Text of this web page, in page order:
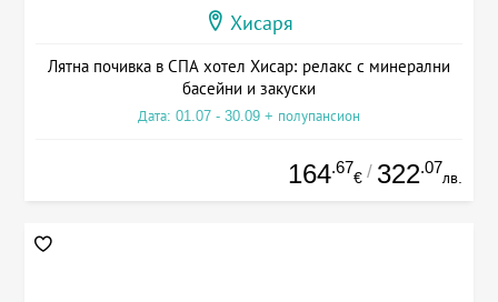
Хисаря
Лятна почивка в СПА хотел Хисар: релакс с минерални
басейни и закуски
Дата: 01.07 - 30.09 + полупансион
164.67
€ / 322.07
лв.